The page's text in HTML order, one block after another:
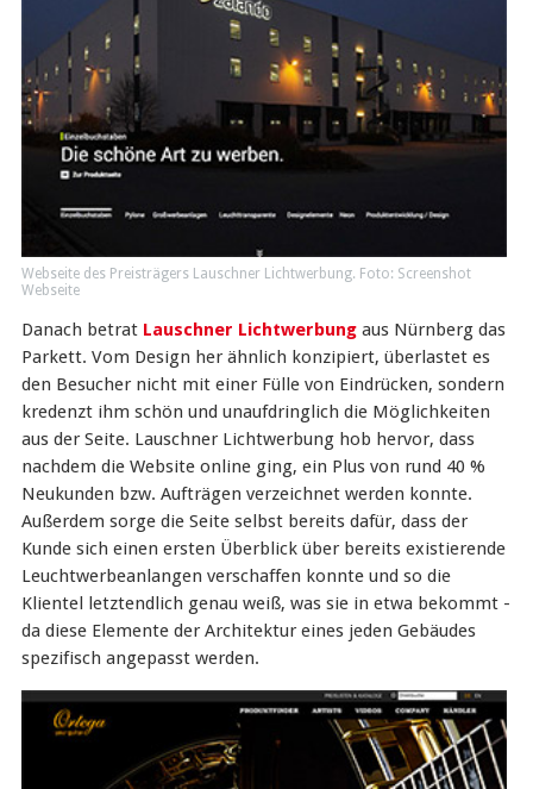
Webseite des Preisträgers Lauschner Lichtwerbung. Foto: Screenshot
Webseite
Danach betrat Lauschner Lichtwerbungaus Nürnberg das
Parkett. Vom Design her ähnlich konzipiert, überlastet es
den Besucher nicht mit einer Fülle von Eindrücken, sondern
kredenzt ihm schön und unaufdringlich die Möglichkeiten
aus der Seite. Lauschner Lichtwerbung hob hervor, dass
nachdem die Website online ging, ein Plus von rund 40 %
Neukunden bzw. Aufträgen verzeichnet werden konnte.
Außerdem sorge die Seite selbst bereits dafür, dass der
Kunde sich einen ersten Überblick über bereits existierende
Leuchtwerbeanlangen verschaffen konnte und so die
Klientel letztendlich genau weiß, was sie in etwa bekommt -
da diese Elemente der Architektur eines jeden Gebäudes
spezifisch angepasst werden.